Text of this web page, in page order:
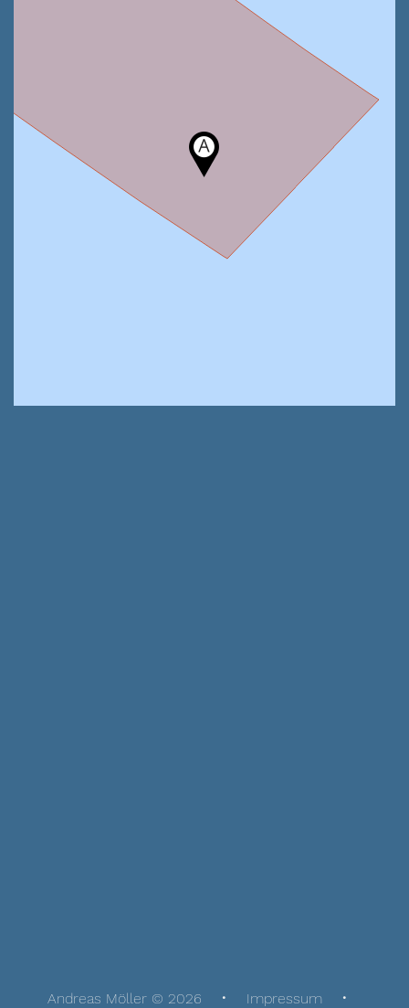
Andreas Möller © 2026 Impressum